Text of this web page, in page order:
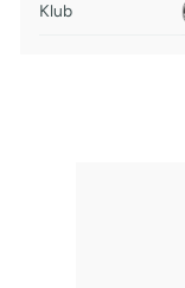
Klub